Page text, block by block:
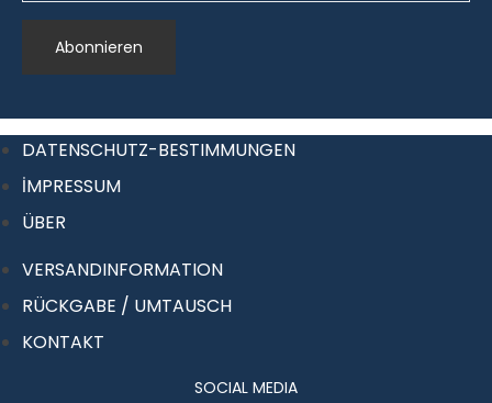
DATENSCHUTZ-BESTIMMUNGEN
İMPRESSUM
ÜBER
VERSANDINFORMATION
RÜCKGABE / UMTAUSCH
KONTAKT
SOCIAL MEDIA